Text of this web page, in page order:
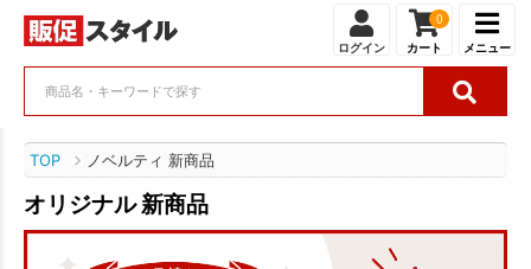
ログイン
0
カート メニュー
TOP ノベルティ 新商品
オリジナル 新商品